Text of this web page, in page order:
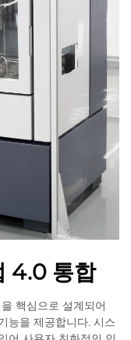
4.0 통합
핵심으로 설계되어
능을 제공합니다. 시스